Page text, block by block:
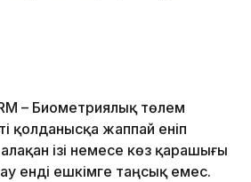
– Биометриялық төлем
қолданысқа жаппай еніп
ізі немесе көз қарашығы
енді ешкімге таңсық емес.